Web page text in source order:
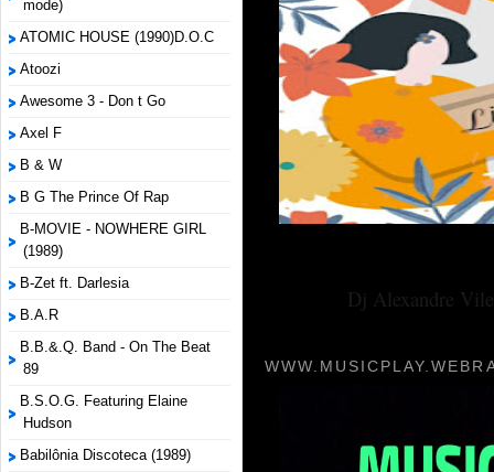
mode)
ATOMIC HOUSE (1990)D.O.C
Atoozi
Awesome 3 - Don t Go
Axel F
B & W
B G The Prince Of Rap
B-MOVIE - NOWHERE GIRL
(1989)
B-Zet ft. Darlesia
B.A.R
B.B.&.Q. Band - On The Beat
89
B.S.O.G. Featuring Elaine
Hudson
Babilônia Discoteca (1989)
Dj Alexandre